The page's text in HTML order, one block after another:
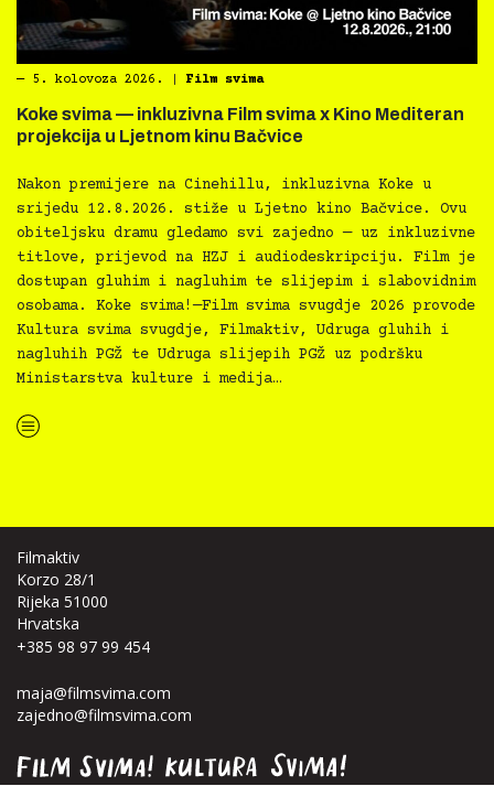
― 5. kolovoza 2026. Film svima
Koke svima — inkluzivna Film svima x Kino Mediteran
projekcija u Ljetnom kinu Bačvice
Nakon premijere na Cinehillu, inkluzivna Koke u
srijedu 12.8.2026. stiže u Ljetno kino Bačvice. Ovu
obiteljsku dramu gledamo svi zajedno — uz inkluzivne
titlove, prijevod na HZJ i audiodeskripciju. Film je
dostupan gluhim i nagluhim te slijepim i slabovidnim
osobama. Koke svima!—Film svima svugdje 2026 provode
Kultura svima svugdje, Filmaktiv, Udruga gluhih i
nagluhih PGŽ te Udruga slijepih PGŽ uz podršku
Ministarstva kulture i medija…
“Koke svima — inkluzivna Film svima x Kino Mediteran projekcija u Ljetnom kinu Bačvice”
Filmaktiv
Korzo 28/1
Rijeka 51000
Hrvatska
+385 98 97 99 454
maja@filmsvima.com
zajedno@filmsvima.com